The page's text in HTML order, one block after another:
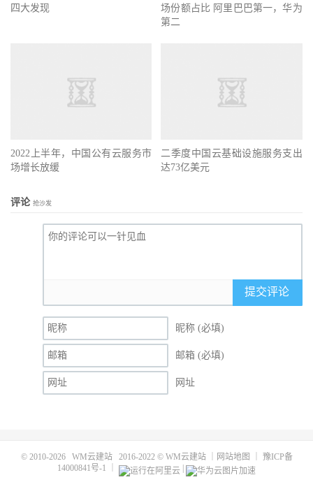
四大发现
场份额占比 阿里巴巴第一，华为
第二
2022上半年，中国公有云服务市
场增长放缓
二季度中国云基础设施服务支出
达73亿美元
评论 抢沙发
提交评论
昵称 (必填)
邮箱 (必填)
网址
© 2010-2026 WM云建站2016-2022 © WM云建站｜ 网站地图
豫ICP备
14000841号-1